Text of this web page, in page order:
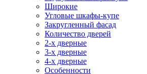
Широкие
Угловые шкафы-купе
Закругленный фасад
Количество дверей
2-х дверные
3-х дверные
4-х дверные
Особенности